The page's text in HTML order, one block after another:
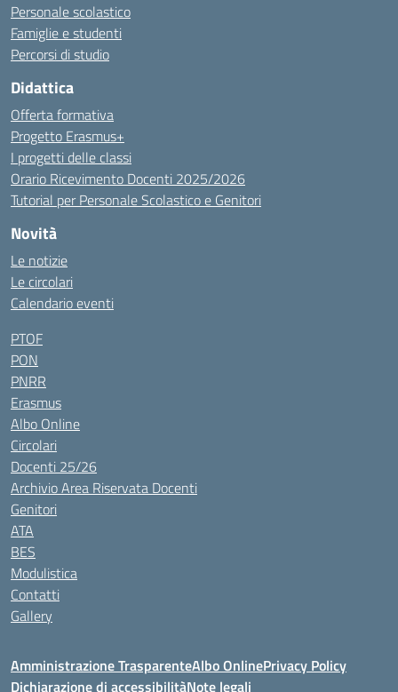
Personale scolastico
Famiglie e studenti
Percorsi di studio
Didattica
Offerta formativa
Progetto Erasmus+
I progetti delle classi
Orario Ricevimento Docenti 2025/2026
Tutorial per Personale Scolastico e Genitori
Novità
Le notizie
Le circolari
Calendario eventi
PTOF
PON
PNRR
Erasmus
Albo Online
Circolari
Docenti 25/26
Archivio Area Riservata Docenti
Genitori
ATA
BES
Modulistica
Contatti
Gallery
Amministrazione TrasparenteAlbo OnlinePrivacy Policy
Dichiarazione di accessibilitàNote legali